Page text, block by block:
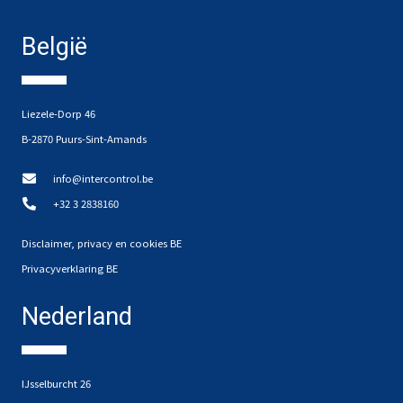
België
Liezele-Dorp 46
B-2870 Puurs-Sint-Amands
info@intercontrol.be
+32 3 2838160
Disclaimer, privacy en cookies BE
Privacyverklaring BE
Nederland
IJsselburcht 26